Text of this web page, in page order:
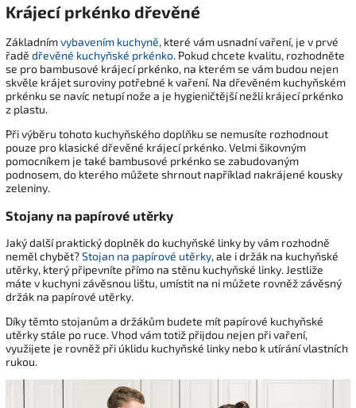
Krájecí prkénko dřevěné
Základnímvybavením kuchyně, které vám usnadní vaření, je v prvé
řadě dřevěné kuchyňské prkénko. Pokud chcete kvalitu, rozhodněte
se pro bambusové krájecí prkénko, na kterém se vám budou nejen
skvěle krájet suroviny potřebné k vaření. Na dřevěném kuchyňském
prkénku se navíc netupí nože a je hygieničtější nežli krájecí prkénko
z plastu.
Při výběru tohoto kuchyňského doplňku se nemusíte rozhodnout
pouze pro klasické dřevěné krájecí prkénko. Velmi šikovným
pomocníkem je také bambusové prkénko se zabudovaným
podnosem, do kterého můžete shrnout například nakrájené kousky
zeleniny.
Stojany na papírové utěrky
Jaký další praktický doplněk do kuchyňské linky by vám rozhodně
neměl chybět?Stojan na papírové utěrky, ale i držák na kuchyňské
utěrky, který připevníte přímo na stěnu kuchyňské linky. Jestliže
máte v kuchyni závěsnou lištu, umístit na ni můžete rovněž závěsný
držák na papírové utěrky.
Díky těmto stojanům a držákům budete mít papírové kuchyňské
utěrky stále po ruce. Vhod vám totiž přijdou nejen při vaření,
využijete je rovněž při úklidu kuchyňské linky nebo k utírání vlastních
rukou.